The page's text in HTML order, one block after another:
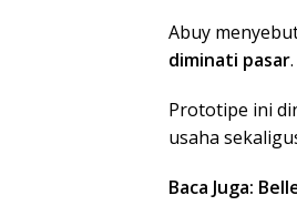
Abuy
diminati pasar.
Prototipe ini
usaha
Baca Juga: